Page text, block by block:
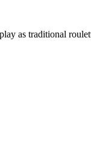
as traditional